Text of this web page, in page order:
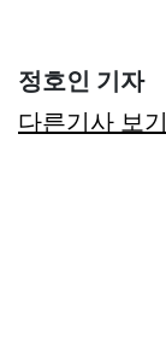
정호인 기자
다른기사 보기